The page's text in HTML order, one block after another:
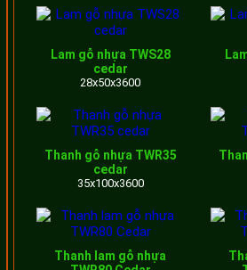
Thanh gỗ nhựa ngoài trời trang trí
Công trình lắp đặt hệ lam gỗ nhựa
Trang trí mặt tiền bằng thanh
Lam gỗ nhựa TWS28
cedar
28x50x3600
Thanh gỗ nhựa TWR35
cedar
35x100x3600
Thanh lam gỗ nhựa